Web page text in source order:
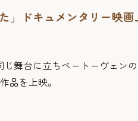
」ドキュメンタリー映画
じ舞台に立ちベートーヴェンの
品を上映。